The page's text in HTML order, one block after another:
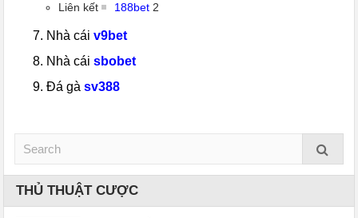
Liên kết
188bet 2
Nhà cáiv9bet
Nhà cáisbobet
Đá gàsv388
THỦ THUẬT CƯỢC